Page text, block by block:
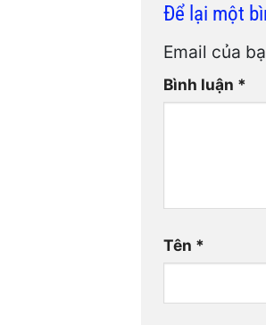
Để lại một
Email của
Bình luận *
Tên *